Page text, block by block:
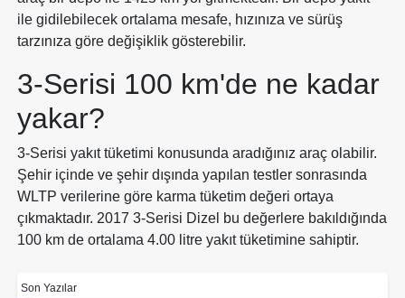
ile gidilebilecek ortalama mesafe, hızınıza ve sürüş
tarzınıza göre değişiklik gösterebilir.
3-Serisi 100 km'de ne kadar
yakar?
3-Serisi yakıt tüketimi konusunda aradığınız araç olabilir.
Şehir içinde ve şehir dışında yapılan testler sonrasında
WLTP verilerine göre karma tüketim değeri ortaya
çıkmaktadır. 2017 3-Serisi Dizel bu değerlere bakıldığında
100 km de ortalama 4.00 litre yakıt tüketimine sahiptir.
Son Yazılar